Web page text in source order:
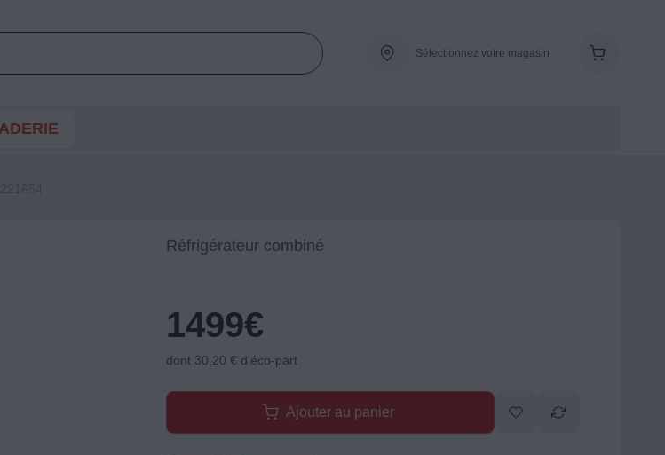
Sélectionnez votre magasin
Réfrigérateur combiné
1499€
dont 30,20 € d'éco-part
Ajouter au panier